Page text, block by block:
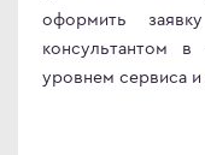
оформить
консультантом
уровнем сервиса